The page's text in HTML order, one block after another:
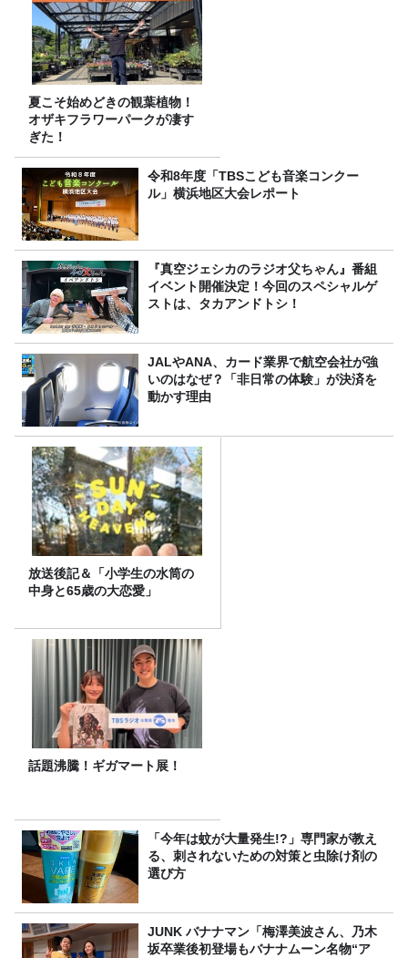
夏こそ始めどきの観葉植物！
オザキフラワーパークが凄す
ぎた！
令和8年度「TBSこども音楽コンクー
ル」横浜地区大会レポート
『真空ジェシカのラジオ父ちゃん』番組
イベント開催決定！今回のスペシャルゲ
ストは、タカアンドトシ！
JALやANA、カード業界で航空会社が強
いのはなぜ？「非日常の体験」が決済を
動かす理由
放送後記＆「小学生の水筒の
中身と65歳の大恋愛」
話題沸騰！ギガマート展！
「今年は蚊が大量発生!?」専門家が教え
る、刺されないための対策と虫除け剤の
選び方
JUNK バナナマン「梅澤美波さん、乃木
坂卒業後初登場もバナナムーン名物“ア